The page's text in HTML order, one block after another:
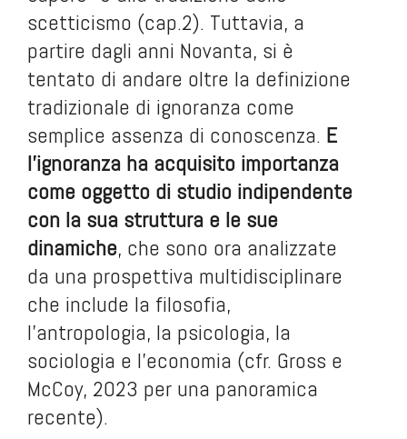
scetticismo (cap.2). Tuttavia, a
partire dagli anni Novanta, si è
tentato di andare oltre la definizione
tradizionale di ignoranza come
semplice assenza di conoscenza. E
l’ignoranza ha acquisito importanza
come oggetto di studio indipendente
con la sua struttura e le sue
dinamiche, che sono ora analizzate
da una prospettiva multidisciplinare
che include la filosofia,
l’antropologia, la psicologia, la
sociologia e l’economia (cfr. Gross e
McCoy, 2023 per una panoramica
recente).